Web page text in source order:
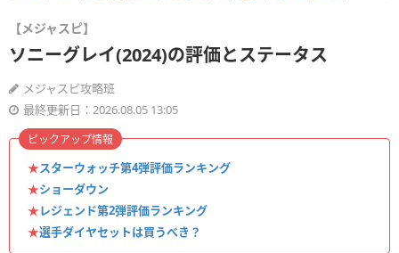
【メジャスピ】
ソニーグレイ(2024)の評価とステータス
メジャスピ攻略班
最終更新日：2026.08.05 13:05
★スターウォッチ第4弾評価ランキング
★ショーダウン
★レジェンド第2弾評価ランキング
★選手ダイヤセットは買うべき？
ピックアップ情報